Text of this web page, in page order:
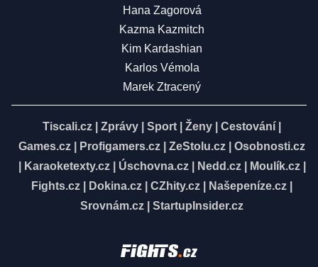
Hana Zagorová
Kazma Kazmitch
Kim Kardashian
Karlos Vémola
Marek Ztracený
Tiscali.cz Zprávy Sport Ženy Cestování
Games.cz
Profigamers.cz ZeStolu.cz
Osobnosti.cz
Karaoketexty.cz| Úschovna.cz| Nedd.cz| Moulík.cz|
Fights.cz
Dokina.cz CZhity.cz Našepeníze.cz
Srovnám.cz
StartupInsider.cz